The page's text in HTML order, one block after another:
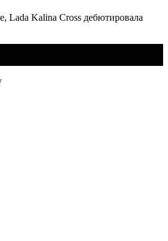
Lada Kalina Cross дебютировала